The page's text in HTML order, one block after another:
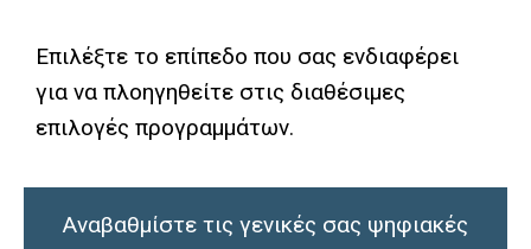
Επιλέξτε το επίπεδο που σας ενδιαφέρει
για να πλοηγηθείτε στις διαθέσιμες
επιλογές προγραμμάτων.
Αναβαθμίστε τις γενικές σας ψηφιακές